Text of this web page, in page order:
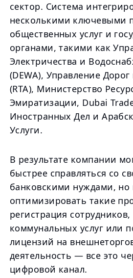
сектор. Система
несколькими ключевыми
общественных услуг и
органами, такими как
Электричества и
(DEWA), Управление
(RTA), Министерство
Эмиратизации, Dubai
Иностранных Дел и
Услуги.
В результате компании
быстрее справляться со
банковскими нуждами, но
оптимизировать такие
регистрация
коммунальных услуг или
лицензий на
деятельность — все это
цифровой канал.